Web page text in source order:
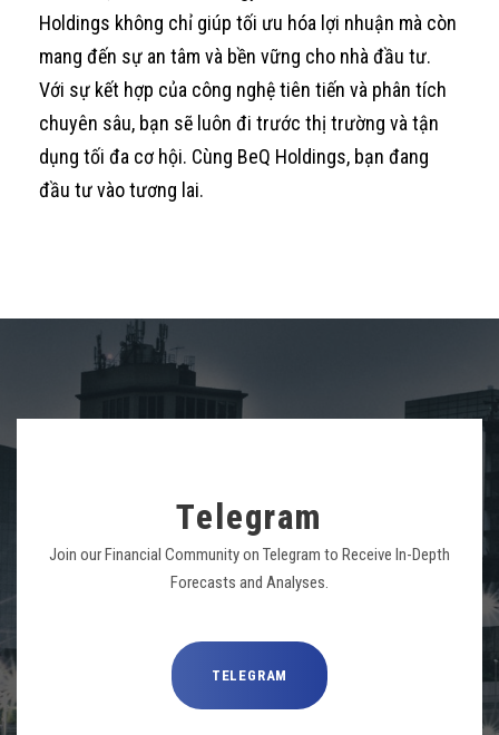
Holdings không chỉ giúp tối ưu hóa lợi nhuận mà còn
mang đến sự an tâm và bền vững cho nhà đầu tư.
Với sự kết hợp của công nghệ tiên tiến và phân tích
chuyên sâu, bạn sẽ luôn đi trước thị trường và tận
dụng tối đa cơ hội. Cùng BeQ Holdings, bạn đang
đầu tư vào tương lai.
Telegram
Join our Financial Community on Telegram to Receive In-Depth
Forecasts and Analyses.
TELEGRAM